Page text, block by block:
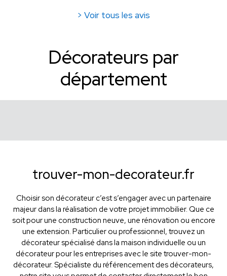
> Voir tous les avis
Décorateurs par
département
trouver-mon-decorateur.fr
Choisir son décorateur c’est s’engager avec un partenaire
majeur dans la réalisation de votre projet immobilier. Que ce
soit pour une construction neuve, une rénovation ou encore
une extension. Particulier ou professionnel, trouvez un
décorateur spécialisé dans la maison individuelle ou un
décorateur pour les entreprises avec le site trouver-mon-
décorateur. Spécialiste du référencement des décorateurs,